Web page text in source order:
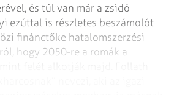
és túl van már a zsidó
ezúttal is részletes beszámolót
finánctőke hatalomszerzési
hogy 2050-re a romák a